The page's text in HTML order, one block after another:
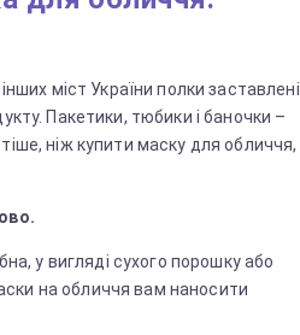
міст України полки заставлені
Пакетики, тюбики і баночки –
ніж купити маску для обличчя,
у вигляді сухого порошку або
на обличчя вам наносити